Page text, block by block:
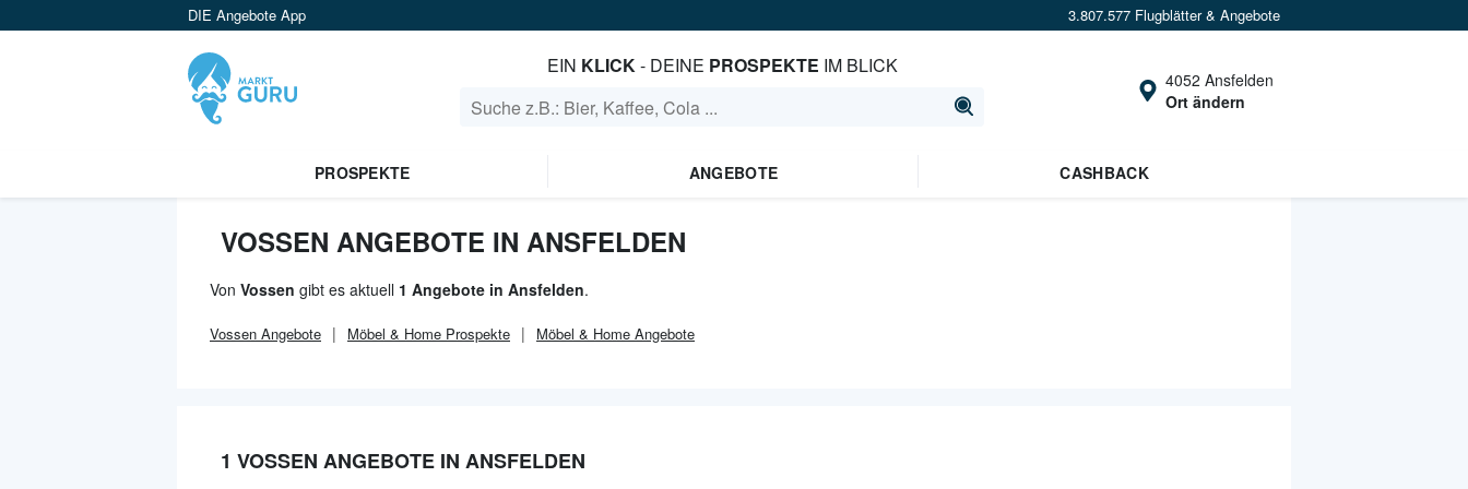
DIE Angebote App 3.807.577 Flugblätter & Angebote
EIN KLICK- DEINE PROSPEKTE IM BLICK
4052 Ansfelden
Ort ändern
PROSPEKTE ANGEBOTE CASHBACK
VOSSEN ANGEBOTE IN ANSFELDEN
Von Vossen gibt es aktuell 1 Angebote in Ansfelden.
Vossen Angebote Möbel & Home Prospekte Möbel & Home Angebote
1 VOSSEN ANGEBOTE IN ANSFELDEN